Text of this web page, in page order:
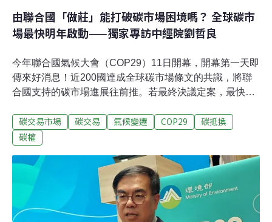
由聯合國「做莊」能打破碳市場困境嗎？ 全球碳市
場最快明年啟動——獨家專訪中經院劉哲良
今年聯合國氣候大會（COP29）11日開幕，開幕第一天即
傳來好消息！近200國達成全球碳市場條文的共識，將聯
合國支持的碳市場進展往前推。若最終決議定案，最快明
合作與交易，其中的第6.4條就是全球關注的碳市場機制。
由聯合國做「莊家」管理的碳市場能打破過往碳市場的困
聯？《環境資訊中心》專訪正在亞塞拜然與會的中華經濟
研究院綠色經濟研究中心研究員劉哲良，以淺白的方式讓
讀者掌握這個影響未來的減碳機制。Q1：全球碳市場對於
全球合作應對氣候變遷有何重要性？《巴黎協定》第六條
碳交易市場 碳交易 氣候變遷 COP29
碳抵換
碳權